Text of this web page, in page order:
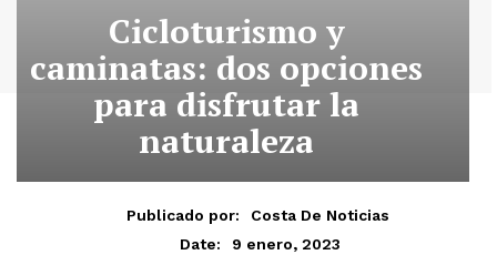
Cicloturismo y
caminatas: dos opciones
para disfrutar la
naturaleza
Publicado por:
Costa De Noticias
Date:
9 enero, 2023